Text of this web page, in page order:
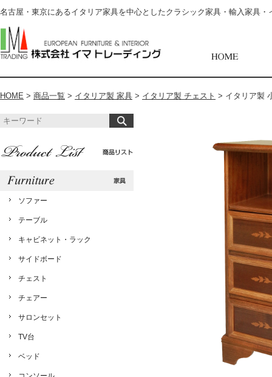
名古屋・東京にあるイタリア家具を中心としたクラシック家具・輸入家具
HOME > 商品一覧 > イタリア製 家具 > イタリア製 チェスト > イタリア製
ソファー
テーブル
キャビネット・ラック
サイドボード
チェスト
チェアー
サロンセット
TV台
ベッド